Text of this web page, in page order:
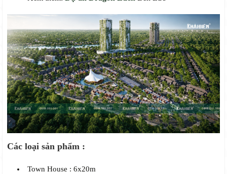
Các loại sản phẩm :
Town House : 6x20m